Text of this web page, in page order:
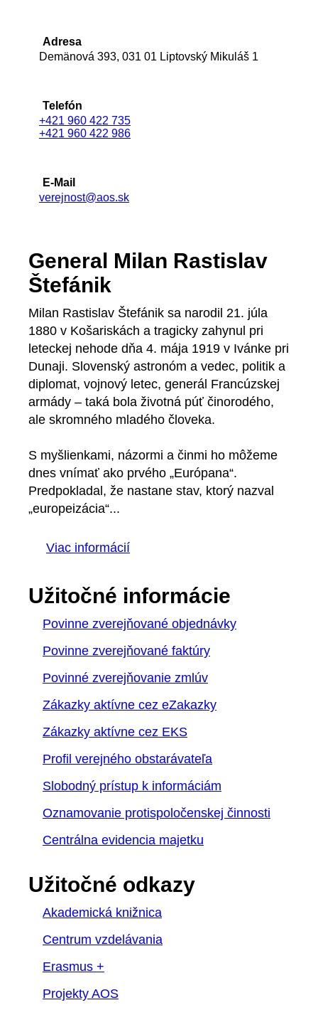
Adresa
Demänová 393, 031 01 Liptovský Mikuláš 1
Telefón
+421 960 422 735
+421 960 422 986
E-Mail
verejnost@aos.sk
General Milan Rastislav
Štefánik
Milan Rastislav Štefánik sa narodil 21. júla
1880 v Košariskách a tragicky zahynul pri
leteckej nehode dňa 4. mája 1919 v Ivánke pri
Dunaji. Slovenský astronóm a vedec, politik a
diplomat, vojnový letec, generál Francúzskej
armády – taká bola životná púť činorodého,
ale skromného mladého človeka.
S myšlienkami, názormi a činmi ho môžeme
dnes vnímať ako prvého „Európana“.
Predpokladal, že nastane stav, ktorý nazval
„europeizácia“...
Viac informácií
Užitočné informácie
Povinne zverejňované objednávky
Povinne zverejňované faktúry
Povinné zverejňovanie zmlúv
Zákazky aktívne cez eZakazky
Zákazky aktívne cez EKS
Profil verejného obstarávateľa
Slobodný prístup k informáciám
Oznamovanie protispoločenskej činnosti
Centrálna evidencia majetku
Užitočné odkazy
Akademická knižnica
Centrum vzdelávania
Erasmus +
Projekty AOS